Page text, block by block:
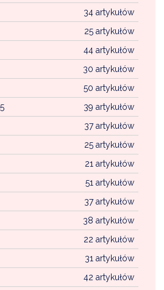
BUDYNKÓW (CEEB)34 artykułów
25 artykułów
44 artykułów
30 artykułów
50 artykułów
39 artykułów
37 artykułów
25 artykułów
21 artykułów
51 artykułów
37 artykułów
38 artykułów
22 artykułów
31 artykułów
42 artykułów